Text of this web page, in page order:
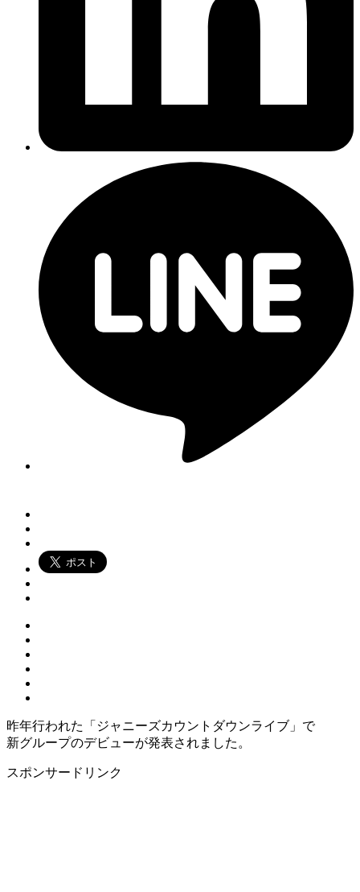
昨年行われた「ジャニーズカウントダウンライブ」で
新グループのデビューが発表されました。
スポンサードリンク